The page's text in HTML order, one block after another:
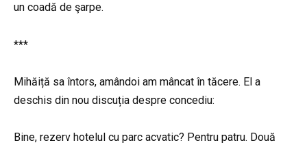
un coadă de şarpe.
***
Mihăiță sa întors, amândoi am mâncat în tăcere. El a
deschis din nou discuția despre concediu:
Bine, rezerv hotelul cu parc acvatic? Pentru patru. Două